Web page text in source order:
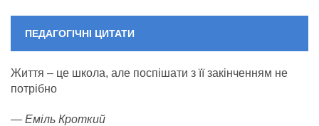
ПЕДАГОГІЧНІ ЦИТАТИ
Життя – це школа, але поспішати з її закінченням не
потрібно
— Еміль Кроткий